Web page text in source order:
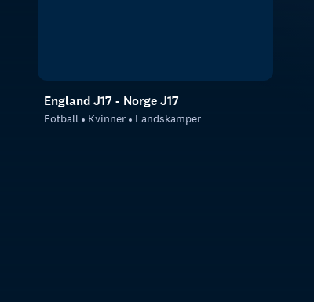
England J17 - Norge J17
Fotball Kvinner Landskamper